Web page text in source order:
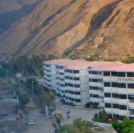
Salud por